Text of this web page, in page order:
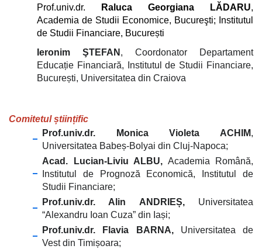
Prof.univ.dr.
Raluca Georgiana LĂDARU,
Academia de Studii Economice, Bucureşti; Institutul
de Studii Financiare, București
Ieronim ŞTEFAN , Coordonator Departament
Educație Financiară, Institutul de Studii Financiare,
București, Universitatea din Craiova
Comitetul științific
Prof.univ.dr. Monica Violeta ACHIM,
Universitatea Babeș-Bolyai din Cluj-Napoca;
Acad. Lucian-Liviu ALBU, Academia Română,
Institutul de Prognoză Economică, Institutul de
Studii Financiare;
Prof.univ.dr. Alin ANDRIEȘ,Universitatea
“Alexandru Ioan Cuza” din Iași;
Prof.univ.dr. Flavia BARNA,Universitatea de
Vest din Timișoara;